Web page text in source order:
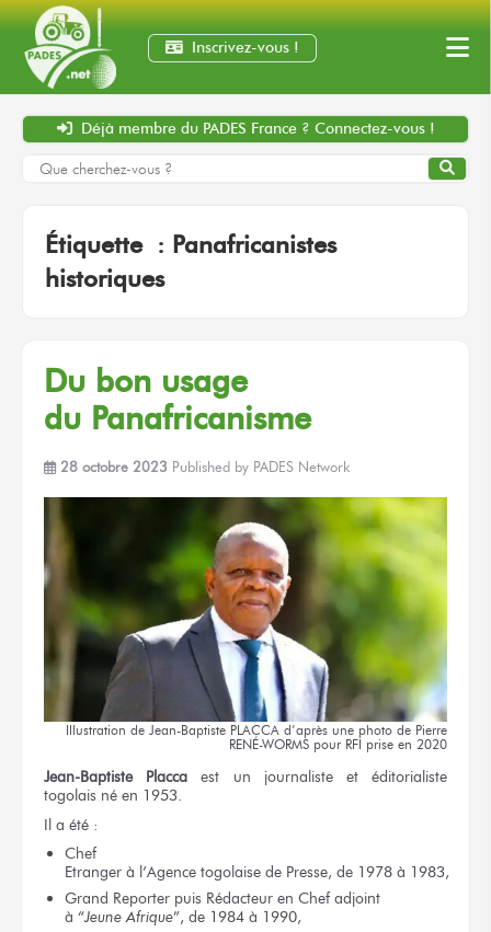
Inscrivez-vous !
Déjà membre du PADES France ? Connectez-vous !
Étiquette : Panafricanistes
historiques
Du bon usage
du Panafricanisme
28 octobre 2023 Published by PADES Network
Illustration de Jean-Baptiste PLACCA d’après une photo de Pierre
RENÉ-WORMS pour RFI prise en 2020
Jean-Baptiste Placca est un journaliste
et éditorialiste
togolais né en 1953.
Il a été :
Chef
Etrangerà l’Agence togolaisede Presse, de 1978 à 1983,
Grand Reporter puis Rédacteur en Chef adjoint
à “Jeune Afrique”, de 1984 à 1990,